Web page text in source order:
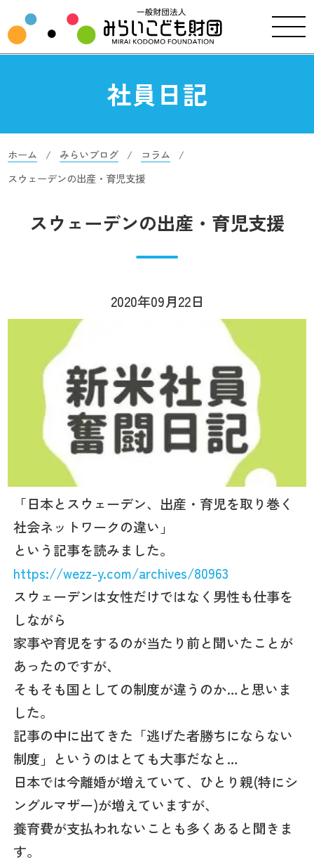
社員日記
ホーム みらいブログ
コラム
スウェーデンの出産・育児支援
スウェーデンの出産・育児支援
2020年09月22日
「日本とスウェーデン、出産・育児を取り巻く
社会ネットワークの違い」
という記事を読みました。
https://wezz-y.com/archives/80963
スウェーデンは女性だけではなく男性も仕事を
しながら
家事や育児をするのが当たり前と聞いたことが
あったのですが、
そもそも国としての制度が違うのか…と思いま
した。
記事の中に出てきた「逃げた者勝ちにならない
制度」というのはとても大事だなと…
日本では今離婚が増えていて、ひとり親(特にシ
ングルマザー)が増えていますが、
養育費が支払われないことも多くあると聞きま
す。